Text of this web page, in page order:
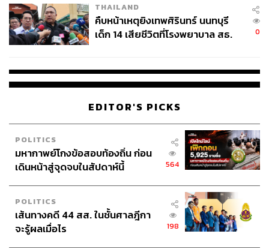
นันทกา พลชัย ผู้อำนวยการสำนักหอจดหมายเหตุแห่งชาติ
“อีกชุดที่น่าสนใจคือ ภาพถ่ายทางอากาศของวิลเลียม ฮันต์
โดยถ่ายในช่วง พ.ศ. 2485 ซึ่งเขาถ่ายเกี่ยวกับประเทศไทย
โดยเฉพาะกรุงเทพฯ ที่เขาจะถ่ายโดยละเอียด เพราะฉะนั้นก็
จะเห็นเลยว่าอาคารเป็นอย่างไรบ้าง เมื่อเอามาประกอบกับ
เอกสารหรือภาพถ่าย เราก็จะเห็นรายละเอียดของการ
เปลี่ยนแปลงว่า วังหน้ามีพัฒนาการอย่างไรจาก พ.ศ. 2485
เป็นต้นมา
THAILAND
คืบหน้าเหตุยิงเทพศิรินทร์ นนทบุรี
เด็ก 14 เสียชีวิตที่โรงพยาบาล สธ.
0
EDITOR'S PICKS
POLITICS
มหากาพย์โกงข้อสอบท้องถิ่น ก่อน
เดินหน้าสู่จุดจบในสัปดาห์นี้
564
POLITICS
เส้นทางคดี 44 สส. ในชั้นศาลฎีกา
จะรู้ผลเมื่อไร
198